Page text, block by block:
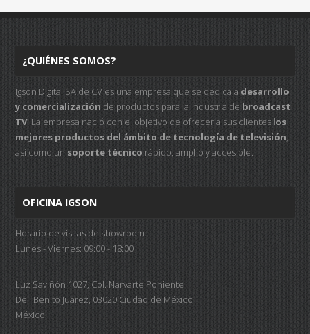
¿QUIÉNES SOMOS?
Igson Digital SA de CV es una empresa que se dedica a desarrollo
y comercialización de productos para la industria de broadcast
TV. La empresa nació con el objetivo de ofrecer a sus clientes los
mejores productos del ámbito de tecnología de televisión,
así como un soporte técnico rápido, amplio y accesible.
OFICINA IGSON
Horario de visitas de showroom:
Lunes - Viernes: 09:00 - 18:00
Luz Saviñón 1027, Col. Narvarte Poniente
Del. Benito Juárez, 03020 Ciudad de México
México